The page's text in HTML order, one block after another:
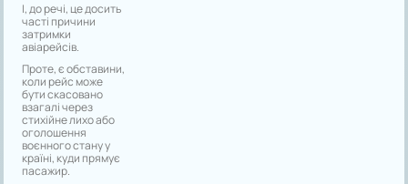
І, до речі, це досить
часті причини
затримки
авіарейсів.
Проте, є обставини,
коли рейс може
бути скасовано
взагалі через
стихійне лихо або
оголошення
воєнного стану у
країні, куди прямує
пасажир.